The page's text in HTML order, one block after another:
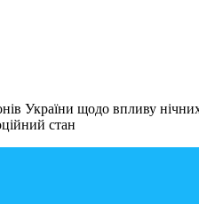
України щодо впливу
стан